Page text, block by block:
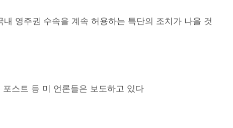
영주권 수속을 계속 허용하는 특단의 조치가 나올 것
스트 등 미 언론들은 보도하고 있다